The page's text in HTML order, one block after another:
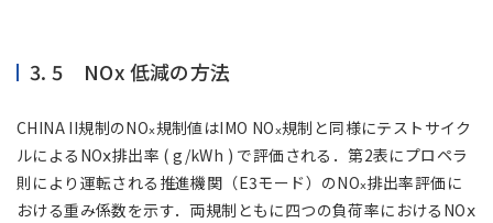
3. 5 NOx 低減の方法
CHINA II規制のNOⅹ規制値はIMO NOⅹ規制と同様にテストサイク
ルによるNOⅹ排出率 ( g/kWh ) で評価される．第2表にプロペラ
則により運転される推進機関（E3モード）のNOⅹ排出率評価に
おける重み係数を示す．両規制ともに四つの負荷率におけるNOⅹ